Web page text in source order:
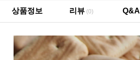
상품정보 리뷰 (0) Q&A